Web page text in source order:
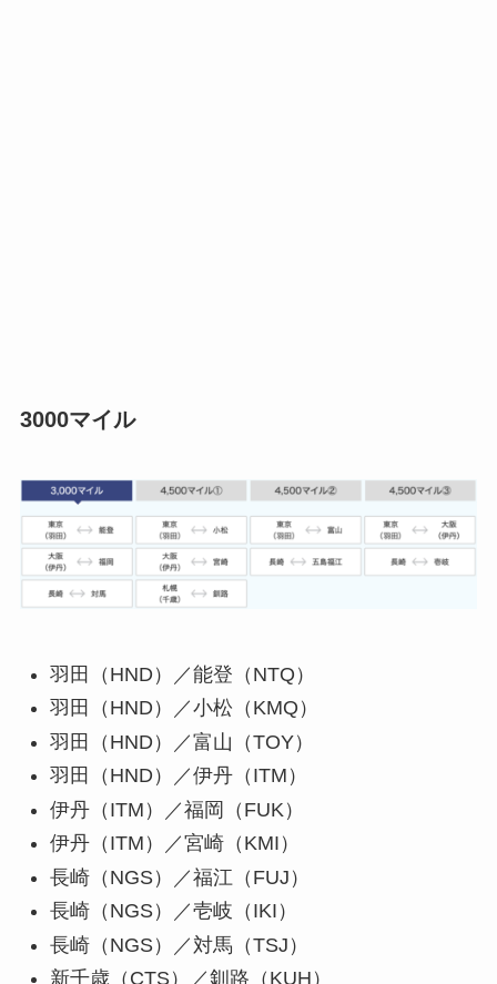
3000マイル
羽田（HND）／能登（NTQ）
羽田（HND）／小松（KMQ）
羽田（HND）／富山（TOY）
羽田（HND）／伊丹（ITM）
伊丹（ITM）／福岡（FUK）
伊丹（ITM）／宮崎（KMI）
長崎（NGS）／福江（FUJ）
長崎（NGS）／壱岐（IKI）
長崎（NGS）／対馬（TSJ）
新千歳（CTS）／釧路（KUH）